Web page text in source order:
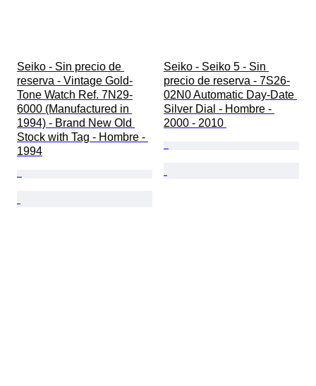
Seiko - Sin precio de
reserva - Vintage Gold-
Tone Watch Ref. 7N29-
6000 (Manufactured in
1994) - Brand New Old
Stock with Tag - Hombre -
1994
Seiko - Seiko 5 - Sin
precio de reserva - 7S26-
02N0 Automatic Day-Date
Silver Dial - Hombre -
2000 - 2010